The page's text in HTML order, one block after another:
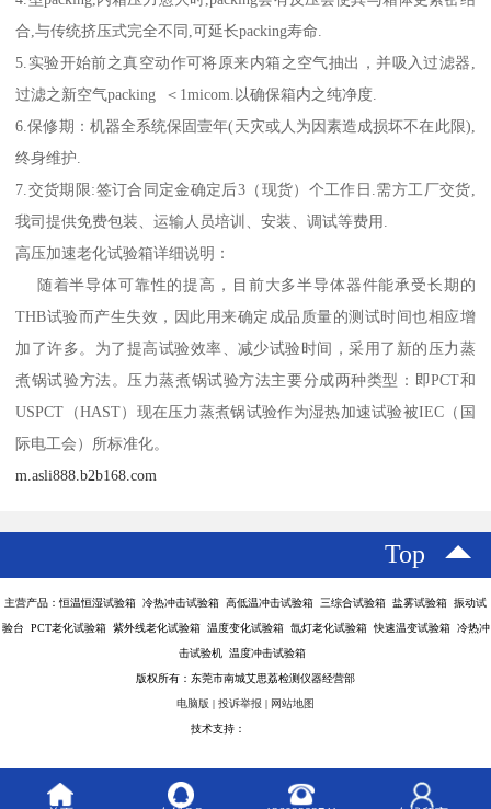
合,与传统挤压式完全不同,可延长packing寿命.
5.实验开始前之真空动作可将原来内箱之空气抽出，并吸入过滤器,
过滤之新空气packing ＜1micom.以确保箱内之纯净度.
6.保修期：机器全系统保固壹年(天灾或人为因素造成损坏不在此限),
终身维护.
7.交货期限:签订合同定金确定后3（现货）个工作日.需方工厂交货,
我司提供免费包装、运输人员培训、安装、调试等费用.
高压加速老化试验箱详细说明：
随着半导体可靠性的提高，目前大多半导体器件能承受长期的
THB试验而产生失效，因此用来确定成品质量的测试时间也相应增
加了许多。为了提高试验效率、减少试验时间，采用了新的压力蒸
煮锅试验方法。压力蒸煮锅试验方法主要分成两种类型：即PCT和
USPCT（HAST）现在压力蒸煮锅试验作为湿热加速试验被IEC（国
际电工会）所标准化。
m.asli888.b2b168.com
Top
主营产品：恒温恒湿试验箱 冷热冲击试验箱 高低温冲击试验箱 三综合试验箱 盐雾试验箱 振动试
验台 PCT老化试验箱 紫外线老化试验箱 温度变化试验箱 氙灯老化试验箱 快速温变试验箱 冷热冲
击试验机 温度冲击试验箱
版权所有：东莞市南城艾思荔检测仪器经营部
电脑版 | 投诉举报 | 网站地图
技术支持：